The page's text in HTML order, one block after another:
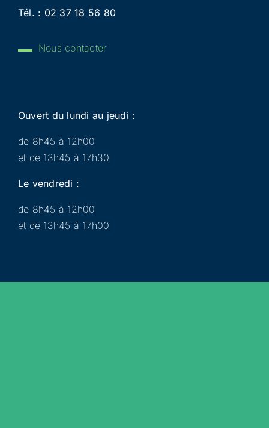
Tél. : 02 37 18 56 80
Nous contacter
Ouvert du lundi au jeudi :
de 8h45 à 12h00
et de 13h45 à 17h30
Le vendredi :
de 8h45 à 12h00
et de 13h45 à 17h00